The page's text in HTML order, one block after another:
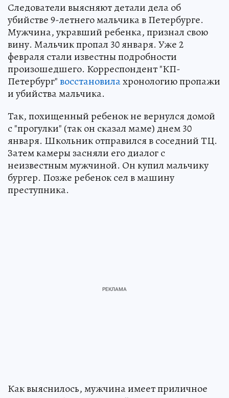
Следователи выясняют детали дела об
убийстве 9-летнего мальчика в Петербурге.
Мужчина, укравший ребенка, признал свою
вину. Мальчик пропал 30 января. Уже 2
февраля стали известны подробности
произошедшего. Корреспондент "КП-
Петербург"восстановилахронологию пропажи
и убийства мальчика.
Так, похищенный ребенок не вернулся домой
с "прогулки" (так он сказал маме) днем 30
января. Школьник отправился в соседний ТЦ.
Затем камеры засняли его диалог с
неизвестным мужчиной. Он купил мальчику
бургер. Позже ребенок сел в машину
преступника.
Как выяснилось, мужчина имеет приличное